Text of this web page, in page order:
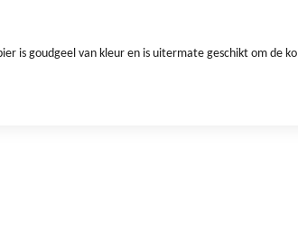
is goudgeel van kleur en is uitermate geschikt om de